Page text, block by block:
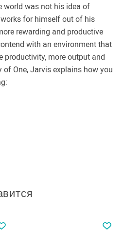
world was not his idea of
for himself out of his
rewarding and productive
with an environment that
productivity, more output and
of One, Jarvis explains how you